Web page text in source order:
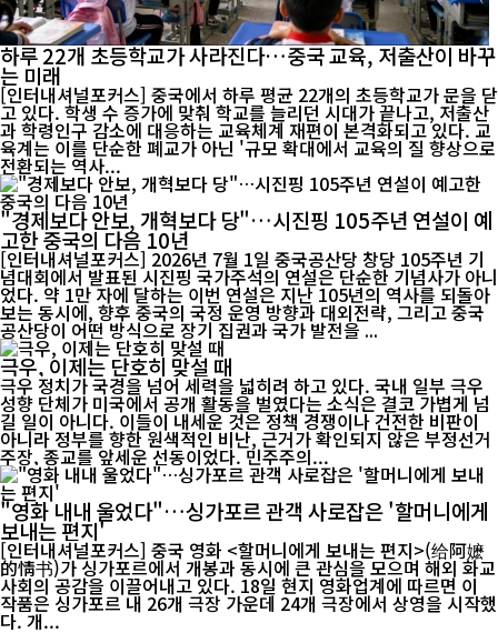
하루 22개 초등학교가 사라진다…중국 교육, 저출산이 바꾸
는 미래
[인터내셔널포커스] 중국에서 하루 평균 22개의 초등학교가 문을 닫
고 있다. 학생 수 증가에 맞춰 학교를 늘리던 시대가 끝나고, 저출산
과 학령인구 감소에 대응하는 교육체계 재편이 본격화되고 있다. 교
육계는 이를 단순한 폐교가 아닌 '규모 확대에서 교육의 질 향상으로
전환되는 역사...
"경제보다 안보, 개혁보다 당"…시진핑 105주년 연설이 예
고한 중국의 다음 10년
[인터내셔널포커스] 2026년 7월 1일 중국공산당 창당 105주년 기
념대회에서 발표된 시진핑 국가주석의 연설은 단순한 기념사가 아니
었다. 약 1만 자에 달하는 이번 연설은 지난 105년의 역사를 되돌아
보는 동시에, 향후 중국의 국정 운영 방향과 대외전략, 그리고 중국
공산당이 어떤 방식으로 장기 집권과 국가 발전을 ...
극우, 이제는 단호히 맞설 때
극우 정치가 국경을 넘어 세력을 넓히려 하고 있다. 국내 일부 극우
성향 단체가 미국에서 공개 활동을 벌였다는 소식은 결코 가볍게 넘
길 일이 아니다. 이들이 내세운 것은 정책 경쟁이나 건전한 비판이
아니라 정부를 향한 원색적인 비난, 근거가 확인되지 않은 부정선거
주장, 종교를 앞세운 선동이었다. 민주주의...
"영화 내내 울었다"…싱가포르 관객 사로잡은 '할머니에게
보내는 편지'
[인터내셔널포커스] 중국 영화 <할머니에게 보내는 편지>(给阿嬷
的情书)가 싱가포르에서 개봉과 동시에 큰 관심을 모으며 해외 화교
사회의 공감을 이끌어내고 있다. 18일 현지 영화업계에 따르면 이
작품은 싱가포르 내 26개 극장 가운데 24개 극장에서 상영을 시작했
다. 개...